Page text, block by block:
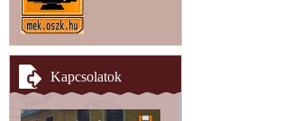
Kapcsolatok